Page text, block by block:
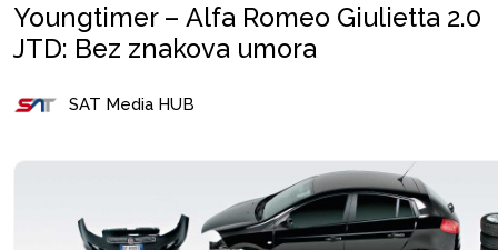
Youngtimer – Alfa Romeo Giulietta 2.0
JTD: Bez znakova umora
SAT Media HUB